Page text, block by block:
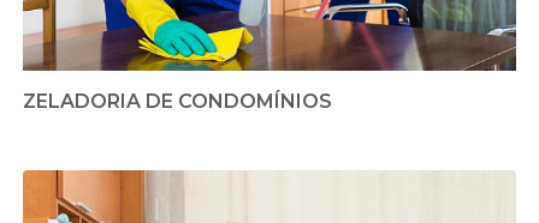
ZELADORIA DE CONDOMÍNIOS